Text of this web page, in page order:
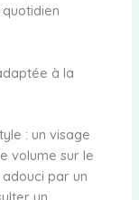
à la
: un visage
volume sur le
par un